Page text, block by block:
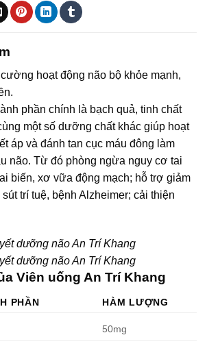
hoạt động não bộ khỏe mạnh,
phần chính là bạch quả, tinh chất
một số dưỡng chất khác giúp hoạt
áp và đánh tan cục máu đông làm
não. Từ đó phòng ngừa nguy cơ tai
biến, xơ vữa động mạch; hỗ trợ giảm
trí tuệ, bệnh Alzheimer; cải thiện
dưỡng não An Trí Khang
dưỡng não An Trí Khang
Viên uống An Trí Khang
PHẦN HÀM LƯỢNG
50mg